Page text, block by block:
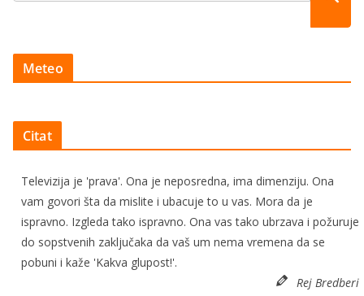
Meteo
Citat
Televizija je 'prava'. Ona je neposredna, ima dimenziju. Ona
vam govori šta da mislite i ubacuje to u vas. Mora da je
ispravno. Izgleda tako ispravno. Ona vas tako ubrzava i požuruje
do sopstvenih zaključaka da vaš um nema vremena da se
pobuni i kaže 'Kakva glupost!'.
Rej Bredberi